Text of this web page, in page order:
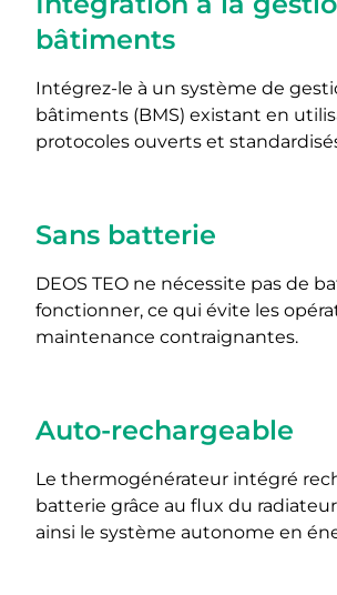
bâtiments
Intégrez-le à un système de
bâtiments (BMS) existant en
protocoles ouverts et
Sans batterie
DEOS TEO ne nécessite pas de
fonctionner, ce qui évite les
maintenance contraignantes.
Auto-rechargeable
Le thermogénérateur intégré
batterie grâce au flux du
ainsi le système autonome en